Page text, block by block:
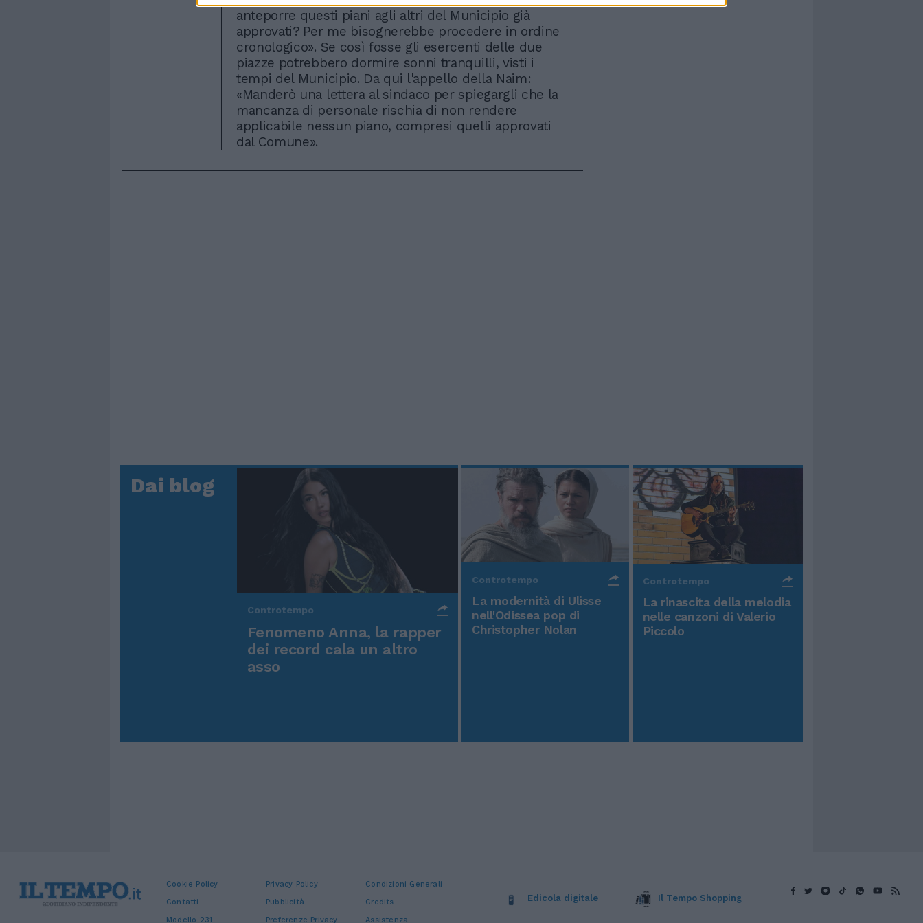
anteporre questi piani agli altri del Municipio già
approvati? Per me bisognerebbe procedere in ordine
cronologico». Se così fosse gli esercenti delle due
piazze potrebbero dormire sonni tranquilli, visti i
tempi del Municipio. Da qui l'appello della Naim:
«Manderò una lettera al sindaco per spiegargli che la
mancanza di personale rischia di non rendere
applicabile nessun piano, compresi quelli approvati
dal Comune».
Dai blog
Controtempo
Fenomeno Anna, la rapper
dei record cala un altro
asso
Controtempo
La modernità di Ulisse
nell'Odissea pop di
Christopher Nolan
Controtempo
La rinascita della melodia
nelle canzoni di Valerio
Piccolo
Cookie Policy Privacy Policy
Condizioni Generali
Contatti
Pubblicità
Credits
Modello 231
Preferenze Privacy Assistenza
Edicola digitale Il Tempo Shopping